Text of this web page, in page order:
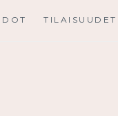
TILAISUUDET